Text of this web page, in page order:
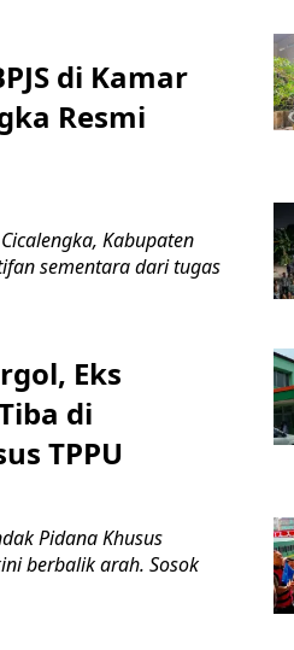
di Kamar
Resmi
Cicalengka, Kabupaten
sementara dari tugas
Eks
di
TPPU
Pidana Khusus
berbalik arah. Sosok